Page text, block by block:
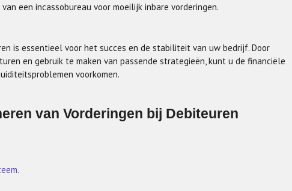
een incassobureau voor moeilijk inbare vorderingen.
is essentieel voor het succes en de stabiliteit van uw bedrijf. Door
en gebruik te maken van passende strategieën, kunt u de financiële
voorkomen.
van Vorderingen bij Debiteuren